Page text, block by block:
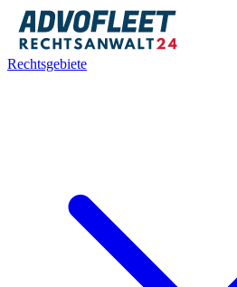
Rechtsgebiete